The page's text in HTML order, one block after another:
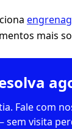
mais
Fale com
sem visita